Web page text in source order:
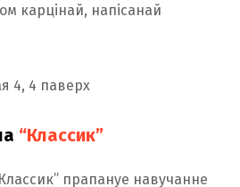
карцінай, напісанай
4, 4 паверх
“Классик”
прапануе навучанне